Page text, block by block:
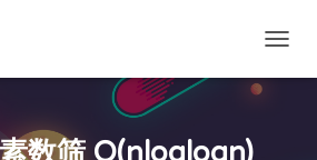
换
数筛 O(nloglogn)